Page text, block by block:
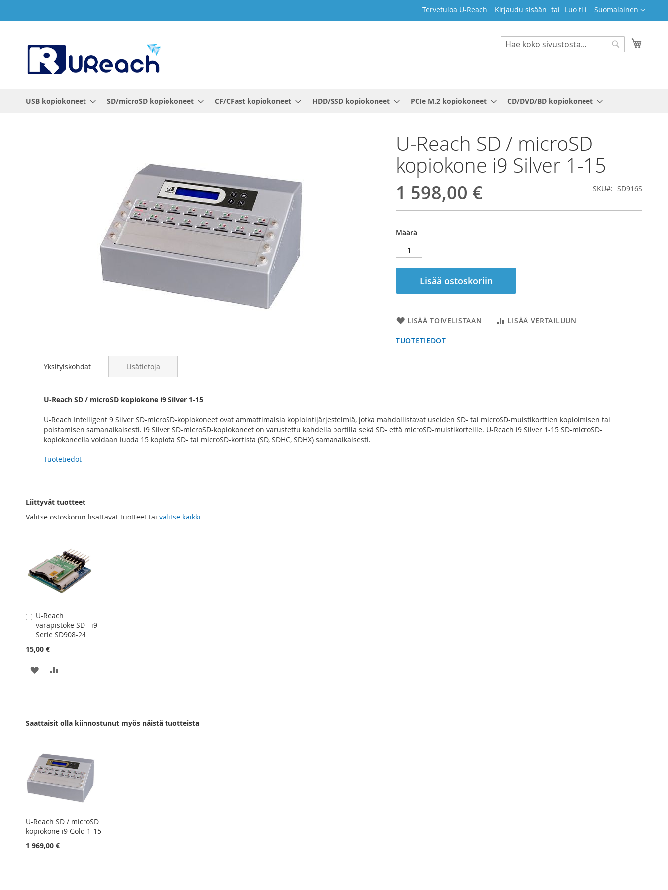
to
Kieli
Suomalainen
Tervetuloa U-Reach Kirjaudu sisään Luo tili
Search
USB kopiokoneet SD/microSD kopiokoneet CF/CFast kopiokoneet HDD/SSD kopiokoneet PCIe M.2 kopiokoneet CD/DVD/BD kopiokoneet
U-Reach SD / microSD
kopiokone i9 Silver 1-15
1 598,00 € SKU SD916S
Määrä
Lisää ostoskoriin
LISÄÄ TOIVELISTAAN LISÄÄ VERTAILUUN
TUOTETIEDOT
to
images
gallery
Yksityiskohdat
U-Reach SD / microSD kopiokone i9 Silver 1-15
U-Reach Intelligent 9 Silver SD-microSD-kopiokoneet ovat ammattimaisia kopiointijärjestelmiä, jotka mahdollistavat useiden SD- tai microSD-muistikorttien kopioimisen tai
poistamisen samanaikaisesti. i9 Silver SD-microSD-kopiokoneet on varustettu kahdella portilla sekä SD- että microSD-muistikorteille. U-Reach i9 Silver 1-15 SD-microSD-
kopiokoneella voidaan luoda 15 kopiota SD- tai microSD-kortista (SD, SDHC, SDHX) samanaikaisesti.
Tuotetiedot
Lisätietoja
Liittyvät tuotteet
Valitse ostoskoriin lisättävät tuotteet tai valitse kaikki
U-Reach
varapistoke SD - i9
Serie SD908-24
15,00 €
Lisää
ostoskoriin
LISÄÄ
Saattaisit olla kiinnostunut myös näistä tuotteista
U-Reach SD / microSD
kopiokone i9 Gold 1-15
1 969,00 €